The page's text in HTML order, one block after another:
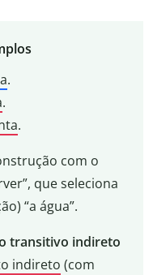
.
.
.
com o
que seleciona
“a água”.
transitivo indireto
indireto (com